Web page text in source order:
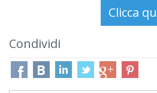
Condividi